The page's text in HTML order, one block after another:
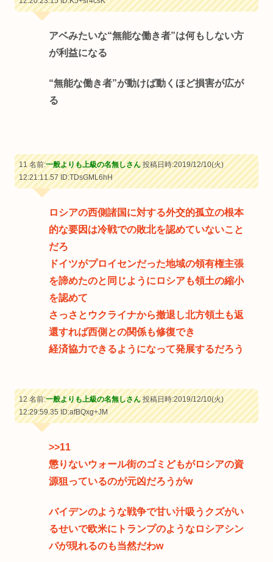
アベみたいな“無能な働き者”は何もしない方
が利益になる
“無能な働き者”が動けば動くほど損害が広が
る
11 名前:一般よりも上級の名無しさん投稿日時:2019/12/10(火)
12:21:11.57ID:TDsGML6hH
ロシアの西側諸国に対する外交的孤立の根本
的な要因は冷戦での敗北を認めていないこと
だろ
ドイツがプロイセンだった地域の領有権主張
を諦めたのと同じようにロシアも領土の縮小
を認めて
さっさとウクライナから撤退し北方領土も返
還すれば西側との関係も修復でき
経済協力できるようになって発展するだろう
12 名前:一般よりも上級の名無しさん投稿日時:2019/12/10(火)
12:29:59.35ID:afBQxg+JM
>>11
懲りないウォール街のゴミどもがロシアの資
源狙っているのが元凶だろうがw
バイデンのような戦争で甘い汁吸うクズがい
るせいで欧米にトランプのようなロシアシン
パが現れるのも当然だわw